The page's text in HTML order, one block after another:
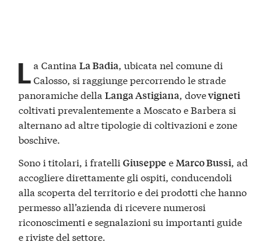
La CantinaLa Badia, ubicata nel comune di
Calosso, si raggiunge percorrendo le strade
panoramiche dellaLanga Astigiana, dovevigneti
coltivati prevalentemente a Moscato e Barbera si
alternano ad altre tipologie di coltivazioni e zone
boschive.
Sono i titolari, i fratelliGiuseppe e Marco Bussi , ad
accogliere direttamente gli ospiti, conducendoli
alla scoperta del territorio e dei prodotti che hanno
permesso all’azienda di ricevere numerosi
riconoscimenti e segnalazioni su importanti guide
e riviste del settore.